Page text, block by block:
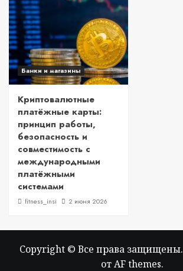
Банки и магазины
Криптовалютные
платёжные карты:
принцип работы,
безопасность и
совместимость с
международными
платёжными
системами
fitness_insi 2 июня 2026
Copyright © Все права защищены.
от AF themes.